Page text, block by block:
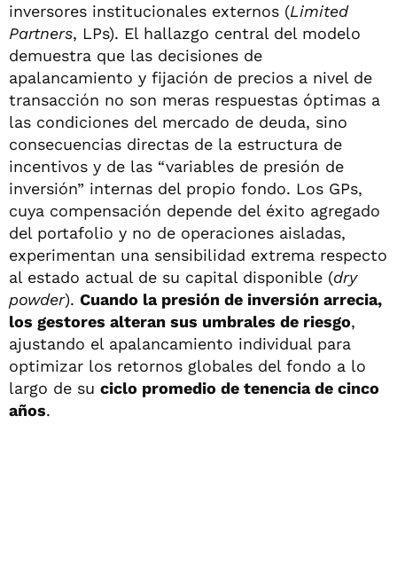
inversores institucionales externos (Limited
Partners, LPs). El hallazgo central del modelo
demuestra que las decisiones de
apalancamiento y fijación de precios a nivel de
transacción no son meras respuestas óptimas a
las condiciones del mercado de deuda, sino
consecuencias directas de la estructura de
incentivos y de las “variables de presión de
inversión” internas del propio fondo. Los GPs,
cuya compensación depende del éxito agregado
del portafolio y no de operaciones aisladas,
experimentan una sensibilidad extrema respecto
al estado actual de su capital disponible (dry
powder). Cuando la presión de inversión arrecia,
los gestores alteran sus umbrales de riesgo,
ajustando el apalancamiento individual para
optimizar los retornos globales del fondo a lo
largo de su ciclo promedio de tenencia de cinco
años.